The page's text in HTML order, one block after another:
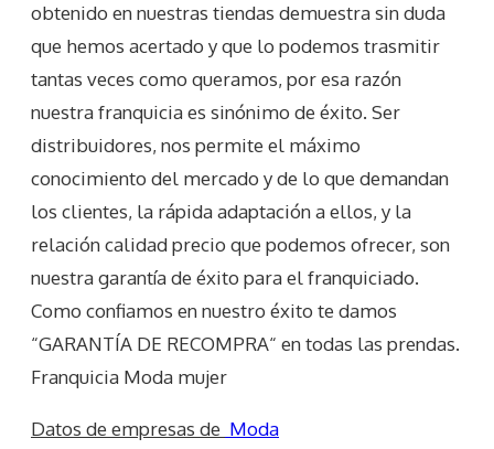
obtenido en nuestras tiendas demuestra sin duda
que hemos acertado y que lo podemos trasmitir
tantas veces como queramos, por esa razón
nuestra franquicia es sinónimo de éxito. Ser
distribuidores, nos permite el máximo
conocimiento del mercado y de lo que demandan
los clientes, la rápida adaptación a ellos, y la
relación calidad precio que podemos ofrecer, son
nuestra garantía de éxito para el franquiciado.
Como confiamos en nuestro éxito te damos
“GARANTÍA DE RECOMPRA“ en todas las prendas.
Franquicia Moda mujer
Datos de empresas de Moda